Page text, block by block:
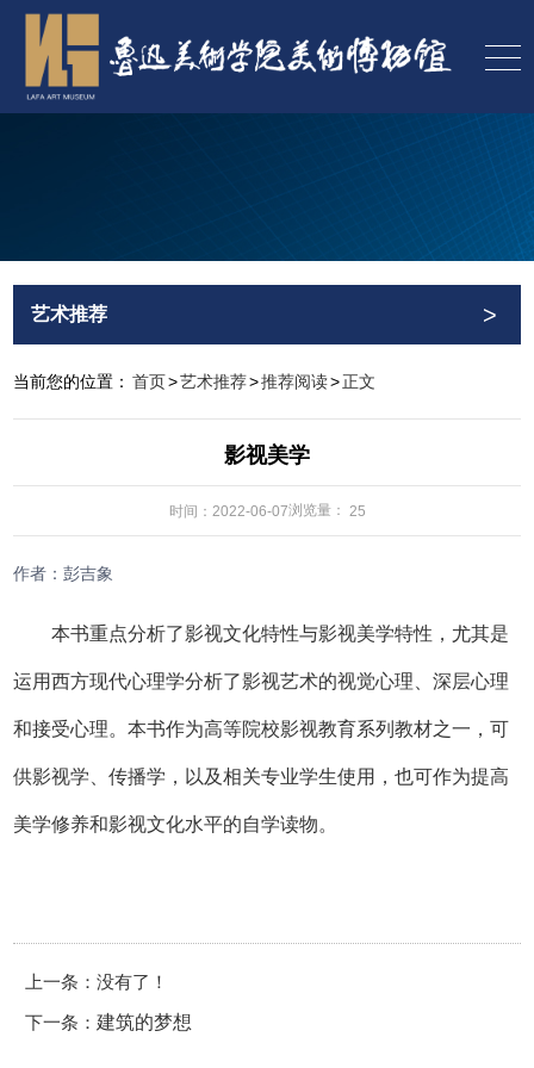
艺术推荐 >
当前您的位置： 首页>艺术推荐>推荐阅读>正文
影视美学
时间：2022-06-07浏览量： 25
作者：彭吉象
本书重点分析了影视文化特性与影视美学特性，尤其是
运用西方现代心理学分析了影视艺术的视觉心理、深层心理
和接受心理。本书作为高等院校影视教育系列教材之一，可
供影视学、传播学，以及相关专业学生使用，也可作为提高
美学修养和影视文化水平的自学读物。
上一条：没有了！
下一条：建筑的梦想